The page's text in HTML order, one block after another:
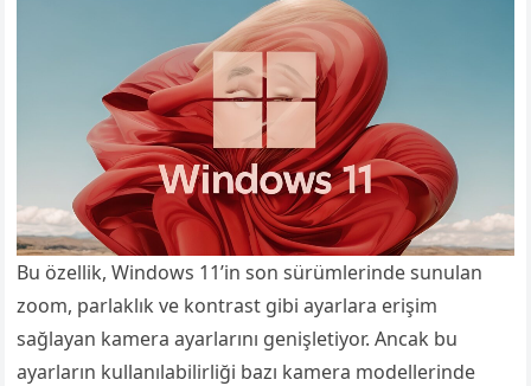
Bu özellik, Windows 11’in son sürümlerinde sunulan
zoom, parlaklık ve kontrast gibi ayarlara erişim
sağlayan kamera ayarlarını genişletiyor. Ancak bu
ayarların kullanılabilirliği bazı kamera modellerinde